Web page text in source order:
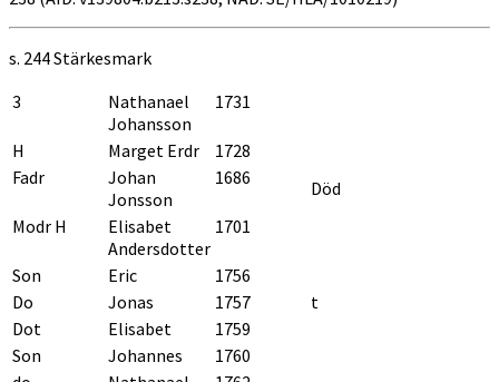
s. 244Stärkesmark
3
Nathanael
Johansson
1731
H Marget Erdr
1728
Fadr
Johan
Jonsson
1686
Död
Modr H
Elisabet
Andersdotter
1701
Son Eric
1756
Do
Jonas 1757
t
Dot
Elisabet
1759
Son
Johannes
1760